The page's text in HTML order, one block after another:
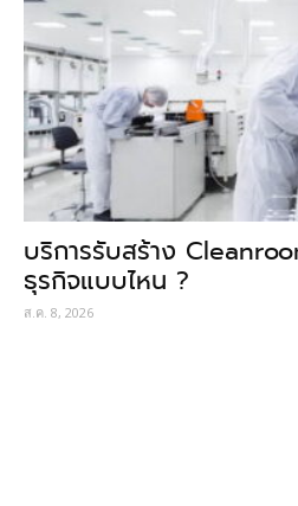
บริการรับสร้าง
ธุรกิจแบบไหน ?
ส.ค. 8, 2026